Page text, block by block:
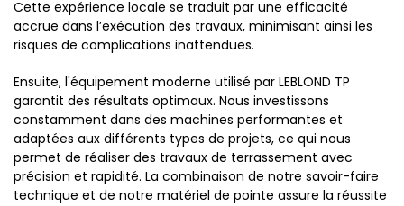
Cette expérience locale se traduit par une efficacité
accrue dans l’exécution des travaux, minimisant ainsi les
risques de complications inattendues.
Ensuite, l'équipement moderne utilisé par LEBLOND TP
garantit des résultats optimaux. Nous investissons
constamment dans des machines performantes et
adaptées aux différents types de projets, ce qui nous
permet de réaliser des travaux de terrassement avec
précision et rapidité. La combinaison de notre savoir-faire
technique et de notre matériel de pointe assure la réussite